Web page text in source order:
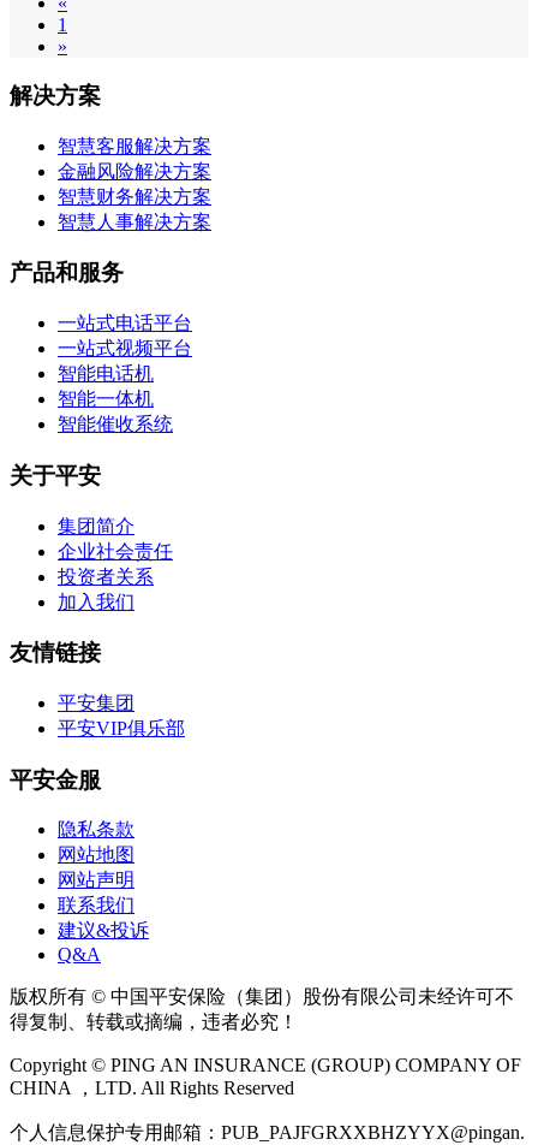
1
»
解决方案
智慧客服解决方案
金融风险解决方案
智慧财务解决方案
智慧人事解决方案
产品和服务
一站式电话平台
一站式视频平台
智能电话机
智能一体机
智能催收系统
关于平安
集团简介
企业社会责任
投资者关系
加入我们
友情链接
平安集团
平安VIP俱乐部
平安金服
隐私条款
网站地图
网站声明
联系我们
建议&投诉
Q&A
版权所有 © 中国平安保险（集团）股份有限公司未经许可不
得复制、转载或摘编，违者必究！
Copyright © PING AN INSURANCE (GROUP) COMPANY OF
CHINA ，LTD. All Rights Reserved
个人信息保护专用邮箱：PUB_PAJFGRXXBHZYYX@pingan.